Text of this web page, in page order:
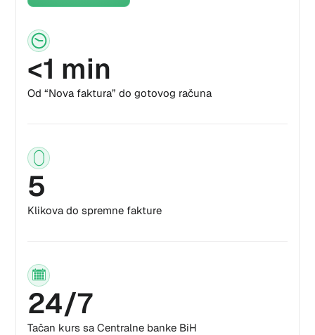
<1 min
Od “Nova faktura” do gotovog računa
5
Klikova do spremne fakture
24/7
Tačan kurs sa Centralne banke BiH